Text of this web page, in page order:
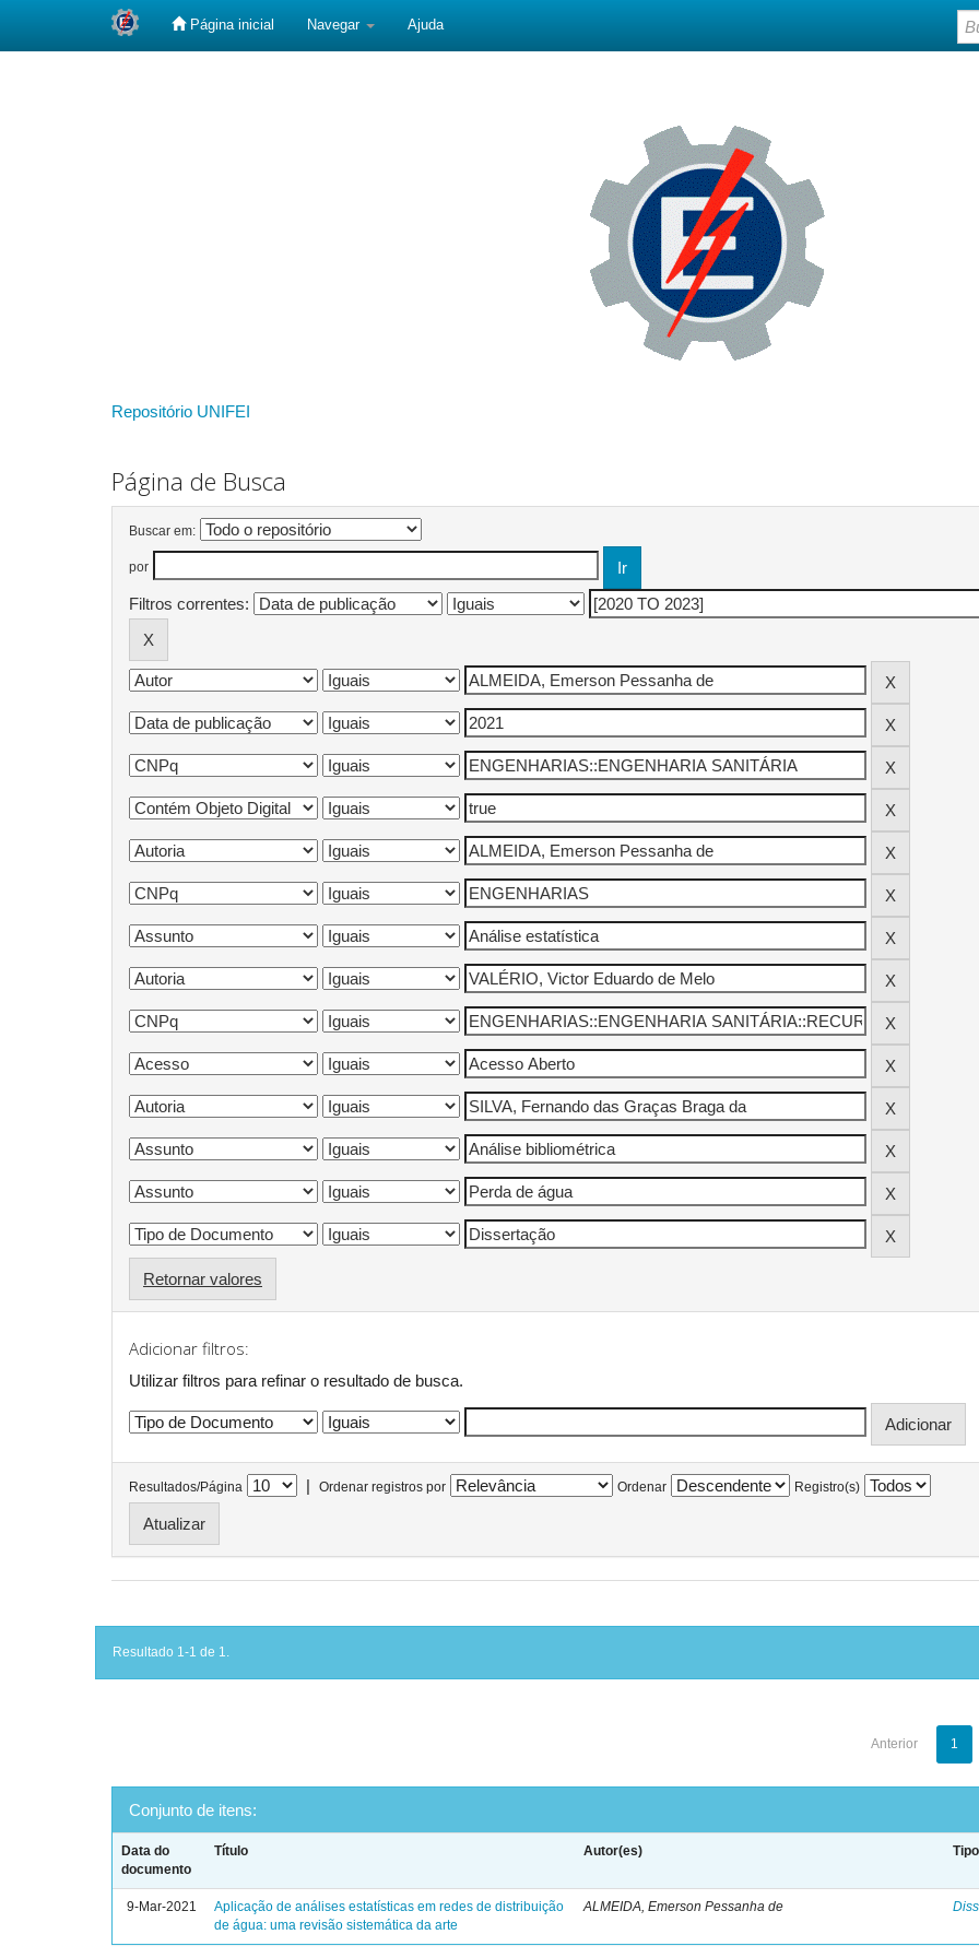
Página inicial Navegar Ajuda
Repositório UNIFEI
Página de Busca
Buscar em:
por
Filtros correntes:
Retornar valores
Adicionar filtros:
Utilizar filtros para refinar o resultado de busca.
Resultados/Página | Ordenar registros por Ordenar Registro(s)
Resultado 1-1 de 1.
Anterior 1
Conjunto de itens:
Data do
documento
Título Autor(es) Tipo
9-Mar-2021
Aplicação de análises estatísticas em redes de distribuição
de água: uma revisão sistemática da arte
ALMEIDA, Emerson Pessanha de